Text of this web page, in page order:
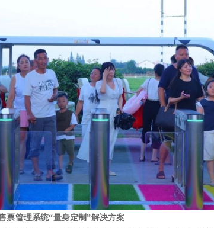
票管理系统“量身定制”解决方案